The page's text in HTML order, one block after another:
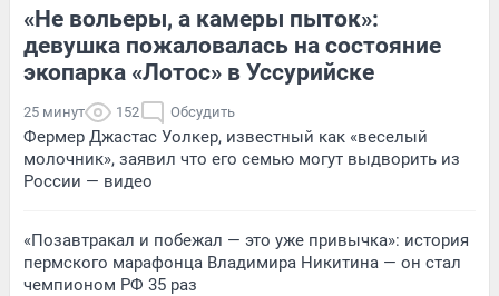
«Не вольеры, а камеры пыток»:
девушка пожаловалась на состояние
экопарка «Лотос» в Уссурийске
25 минут 152 Обсудить
Фермер Джастас Уолкер, известный как «веселый
молочник», заявил что его семью могут выдворить из
России — видео
«Позавтракал и побежал — это уже привычка»: история
пермского марафонца Владимира Никитина — он стал
чемпионом РФ 35 раз